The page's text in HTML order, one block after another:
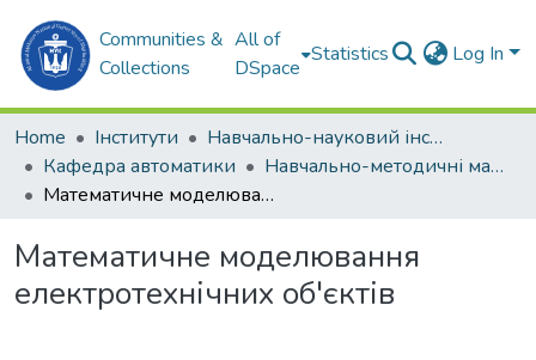
Communities &
Collections
All of
DSpace
Statistics Log In
Home Інститути
Навчально-науковий інститут автоматики та електротехніки (ННІАЕ)
Кафедра автоматики
Навчально-методичні матеріали. Кафедра автоматики
Математичне моделювання електротехнічних об'єктів
Математичне моделювання
електротехнічних об'єктів